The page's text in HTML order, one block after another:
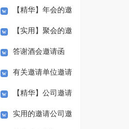
模板合集10篇
【精华】年会的邀
请函模板合集五篇
【实用】聚会的邀
请函模板合集8篇
答谢酒会邀请函
有关邀请单位邀请
函范文汇总8篇
【精华】公司邀请
函范文锦集八篇
实用的邀请公司邀